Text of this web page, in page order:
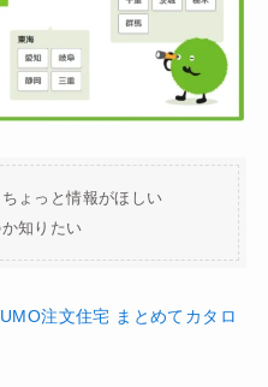
ょっと情報がほしい
知りたい
注文住宅 まとめてカタロ